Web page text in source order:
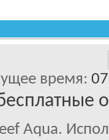
время:
Aqua.